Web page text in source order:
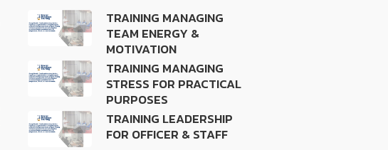
TRAINING MANAGING
TEAM ENERGY &
MOTIVATION
TRAINING MANAGING
STRESS FOR PRACTICAL
PURPOSES
TRAINING LEADERSHIP
FOR OFFICER & STAFF